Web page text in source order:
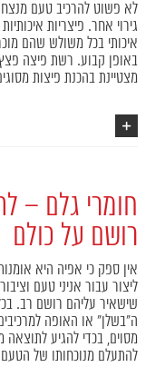
לא פשוט להרכיב טעם
גירוי אחר. פיצריות
איכותי בכל משולש שהם
באופן קבוע. רשת פיצה
מצטיינת בהכנת פיצות
חומרי גלם –
רושם על כולם
אין ספק כי אפיה היא
ליצור עבור אניני טעם
שישאיר עליהם רושם רב.
ה"בשלן" או האופה
מסוים, בכדי להגיע
להתעלם מנוכחותו של הטעם